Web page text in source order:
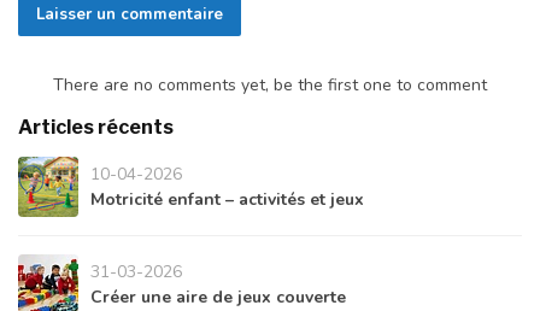
Laisser un commentaire
There are no comments yet, be the first one to comment
Articles récents
10-04-2026
Motricité enfant – activités et jeux
31-03-2026
Créer une aire de jeux couverte